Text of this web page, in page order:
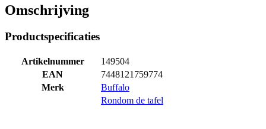
Omschrijving
Productspecificaties
Artikelnummer
149504
EAN
7448121759774
Merk
Buffalo
Rondom de tafel